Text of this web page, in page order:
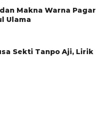
Makna Warna Pagar
Ulama
Sekti Tanpo Aji, Lirik